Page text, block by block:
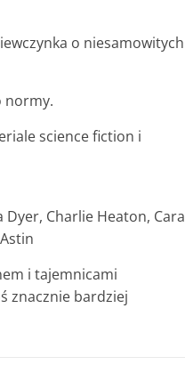
o niesamowitych
normy.
science fiction i
Charlie Heaton, Cara
i tajemnicami
znacznie bardziej